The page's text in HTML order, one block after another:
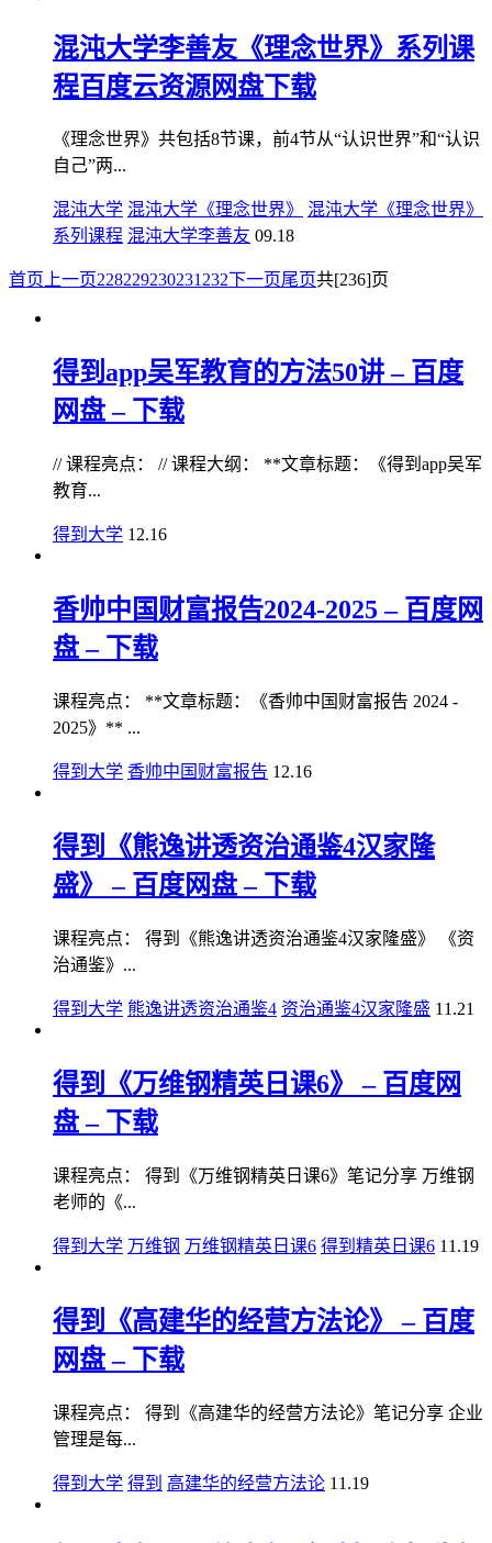
混沌大学李善友《理念世界》系列课
程百度云资源网盘下载
《理念世界》共包括8节课，前4节从“认识世界”和“认识
自己”两...
混沌大学 混沌大学《理念世界》
混沌大学《理念世界》
系列课程 混沌大学李善友 09.18
首页上一页228229230231232下一页尾页共[236]页
得到app吴军教育的方法50讲 – 百度
网盘 – 下载
// 课程亮点： // 课程大纲： **文章标题：《得到app吴军
教育...
得到大学 12.16
香帅中国财富报告2024-2025 – 百度网
盘 – 下载
课程亮点： **文章标题：《香帅中国财富报告 2024 -
2025》** ...
得到大学 香帅中国财富报告 12.16
得到《熊逸讲透资治通鉴4汉家隆
盛》 – 百度网盘 – 下载
课程亮点： 得到《熊逸讲透资治通鉴4汉家隆盛》 《资
治通鉴》...
得到大学 熊逸讲透资治通鉴4 资治通鉴4汉家隆盛 11.21
得到《万维钢精英日课6》 – 百度网
盘 – 下载
课程亮点： 得到《万维钢精英日课6》笔记分享 万维钢
老师的《...
得到大学 万维钢 万维钢精英日课6 得到精英日课6 11.19
得到《高建华的经营方法论》 – 百度
网盘 – 下载
课程亮点： 得到《高建华的经营方法论》笔记分享 企业
管理是每...
得到大学 得到 高建华的经营方法论 11.19